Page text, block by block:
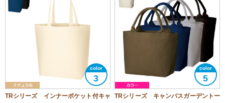
3
TRシリーズ インナーポケット付キャ
5
TRシリーズ キャンバスガーデントー